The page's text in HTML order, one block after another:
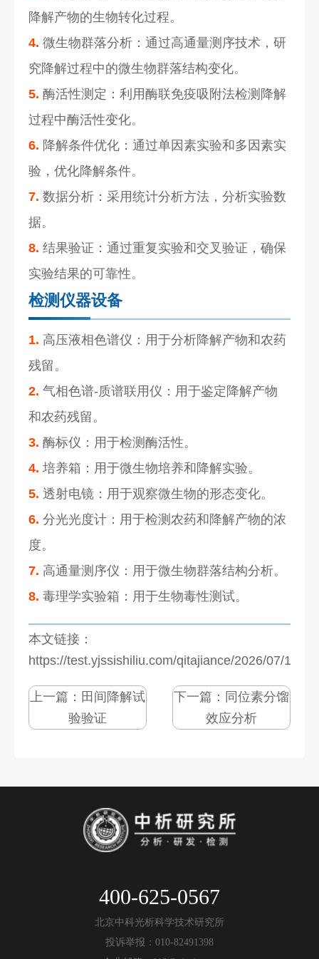
降解产物的生物转化过程。
4. 微生物群落分析：通过高通量测序技术，研
究降解过程中的微生物群落结构变化。
5. 酶活性测定：利用酶联免疫吸附法检测降解
过程中酶活性变化。
6. 降解条件优化：通过单因素实验和多因素实
验，优化降解条件。
7. 数据分析：采用统计分析方法，分析实验数
据。
8. 结果验证：通过重复实验和交叉验证，确保
实验结果的可靠性。
检测仪器设备
1. 高压液相色谱仪：用于分析降解产物和农药
残留。
2. 气相色谱-质谱联用仪：用于鉴定降解产物
和农药残留。
3. 酶标仪：用于检测酶活性。
4. 培养箱：用于微生物培养和降解实验。
5. 透射电镜：用于观察微生物的形态变化。
6. 分光光度计：用于检测农药和降解产物的浓
度。
7. 高通量测序仪：用于微生物群落结构分析。
8. 毒理学实验箱：用于生物毒性测试。
本文链接：
https://test.yjssishiliu.com/qitajiance/2026/07/
上一篇： 田间降解试
验验证
下一篇： 同位素分馏
效应分析
400-625-0567
北京中科光析科学技术研究所
投诉举报：010-82491398